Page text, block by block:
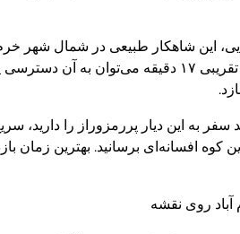
این شاهکار طبیعی در شمال شهر
یا تاکسی، در مدت‌زمان تقریبی ۱۷
به این دیار پررمزوراز را دارید،
کوه افسانه‌ای برسانید. بهترین
روی نقشه